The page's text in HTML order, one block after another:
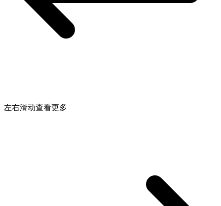
左右滑动查看更多